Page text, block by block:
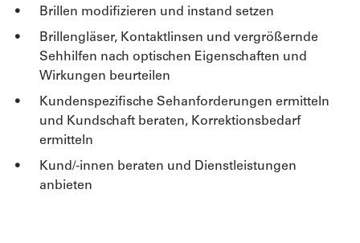
Brillen modifizieren und instand setzen
Brillengläser, Kontaktlinsen und vergrößernde
Sehhilfen nach optischen Eigenschaften und
Wirkungen beurteilen
Kundenspezifische Sehanforderungen ermitteln
und Kundschaft beraten, Korrektionsbedarf
ermitteln
Kund/-innen beraten und Dienstleistungen
anbieten